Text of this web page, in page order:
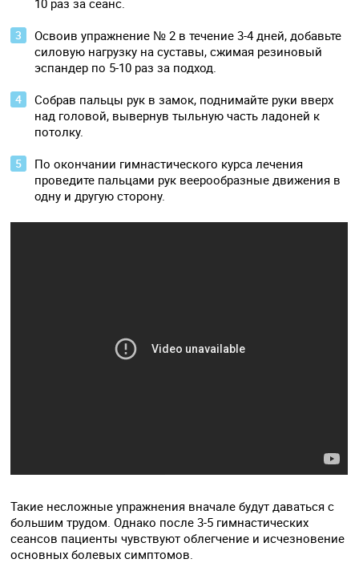
Освоив упражнение № 2 в течение 3-4 дней, добавьте
силовую нагрузку на суставы, сжимая резиновый
эспандер по 5-10 раз за подход.
Собрав пальцы рук в замок, поднимайте руки вверх
над головой, вывернув тыльную часть ладоней к
потолку.
По окончании гимнастического курса лечения
проведите пальцами рук веерообразные движения в
одну и другую сторону.
Такие несложные упражнения вначале будут даваться с
большим трудом. Однако после 3-5 гимнастических
сеансов пациенты чувствуют облегчение и исчезновение
основных болевых симптомов.